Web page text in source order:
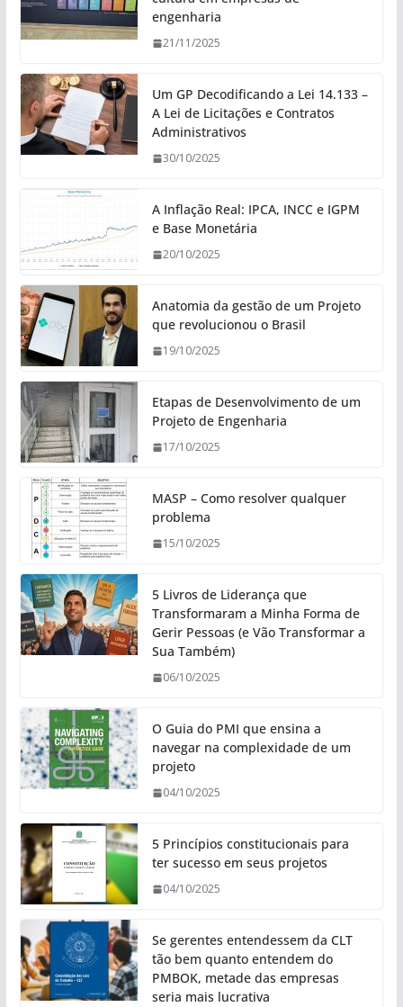
engenharia
21/11/2025
Um GP Decodificando a Lei 14.133 –
A Lei de Licitações e Contratos
Administrativos
30/10/2025
A Inflação Real: IPCA, INCC e IGPM
e Base Monetária
20/10/2025
Anatomia da gestão de um Projeto
que revolucionou o Brasil
19/10/2025
Etapas de Desenvolvimento de um
Projeto de Engenharia
17/10/2025
MASP – Como resolver qualquer
problema
15/10/2025
5 Livros de Liderança que
Transformaram a Minha Forma de
Gerir Pessoas (e Vão Transformar a
Sua Também)
06/10/2025
O Guia do PMI que ensina a
navegar na complexidade de um
projeto
04/10/2025
5 Princípios constitucionais para
ter sucesso em seus projetos
04/10/2025
Se gerentes entendessem da CLT
tão bem quanto entendem do
PMBOK, metade das empresas
seria mais lucrativa